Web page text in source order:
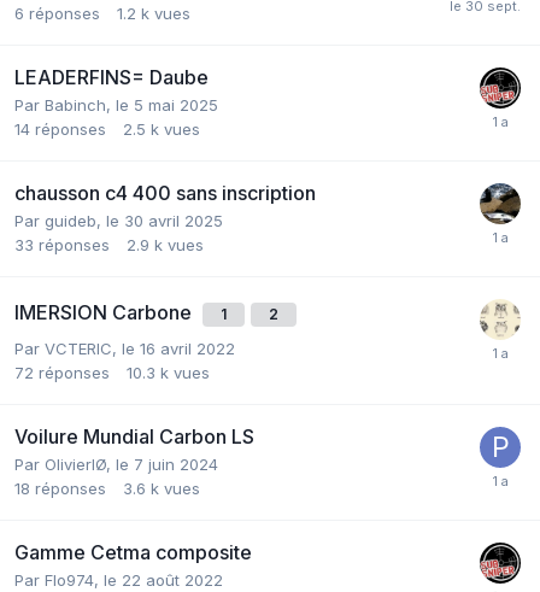
6 réponses 1.2 k vues
LEADERFINS= Daube
Par Babinch, le 5 mai 2025
14 réponses 2.5 k vues
chausson c4 400 sans inscription
Par guideb, le 30 avril 2025
33 réponses 2.9 k vues
IMERSION Carbone 1 2
Par VCTERIC, le 16 avril 2022
72 réponses 10.3 k vues
Voilure Mundial Carbon LS
Par OlivierIØ, le 7 juin 2024
18 réponses 3.6 k vues
Gamme Cetma composite
Par Flo974, le 22 août 2022